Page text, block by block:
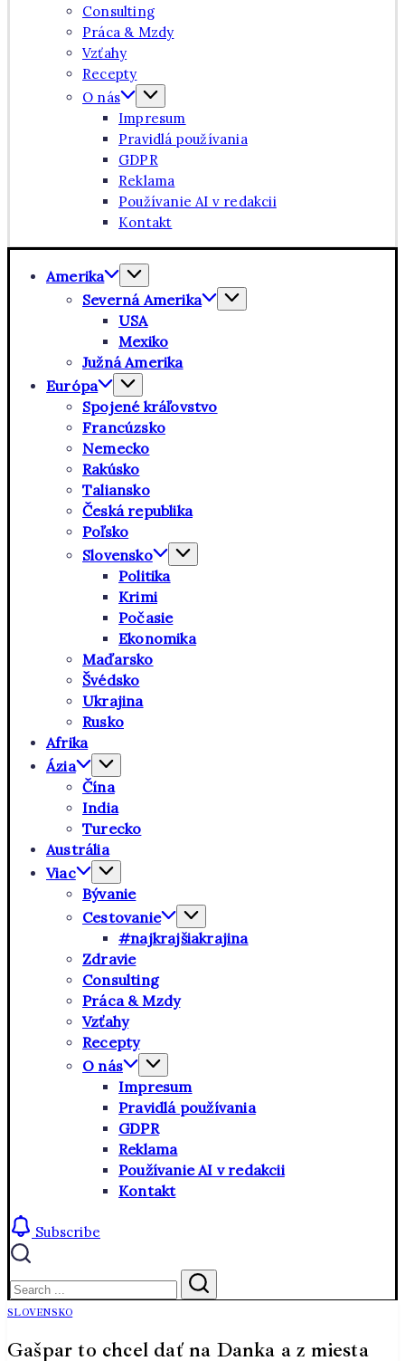
Consulting
Práca & Mzdy
Vzťahy
Recepty
O nás
Impresum
Pravidlá používania
GDPR
Reklama
Používanie AI v redakcii
Kontakt
Amerika
Severná Amerika
USA
Mexiko
Južná Amerika
Európa
Spojené kráľovstvo
Francúzsko
Nemecko
Rakúsko
Taliansko
Česká republika
Poľsko
Slovensko
Politika
Krimi
Počasie
Ekonomika
Maďarsko
Švédsko
Ukrajina
Rusko
Afrika
Ázia
Čína
India
Turecko
Austrália
Viac
Bývanie
Cestovanie
#najkrajšiakrajina
Zdravie
Consulting
Práca & Mzdy
Vzťahy
Recepty
O nás
Impresum
Pravidlá používania
GDPR
Reklama
Používanie AI v redakcii
Kontakt
Subscribe
Close
Search
Search
SLOVENSKO
Gašpar to chcel dať na Danka a z miesta